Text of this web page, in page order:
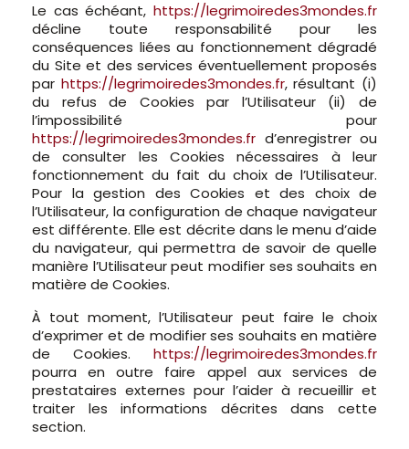
Le cas échéant, https://legrimoiredes3mondes.fr
décline toute responsabilité pour les
conséquences liées au fonctionnement dégradé
du Site et des services éventuellement proposés
par https://legrimoiredes3mondes.fr, résultant (i)
du refus de Cookies par l’Utilisateur (ii) de
l’impossibilité pour
https://legrimoiredes3mondes.fr d’enregistrer ou
de consulter les Cookies nécessaires à leur
fonctionnement du fait du choix de l’Utilisateur.
Pour la gestion des Cookies et des choix de
l’Utilisateur, la configuration de chaque navigateur
est différente. Elle est décrite dans le menu d’aide
du navigateur, qui permettra de savoir de quelle
manière l’Utilisateur peut modifier ses souhaits en
matière de Cookies.
À tout moment, l’Utilisateur peut faire le choix
d’exprimer et de modifier ses souhaits en matière
de Cookies. https://legrimoiredes3mondes.fr
pourra en outre faire appel aux services de
prestataires externes pour l’aider à recueillir et
traiter les informations décrites dans cette
section.